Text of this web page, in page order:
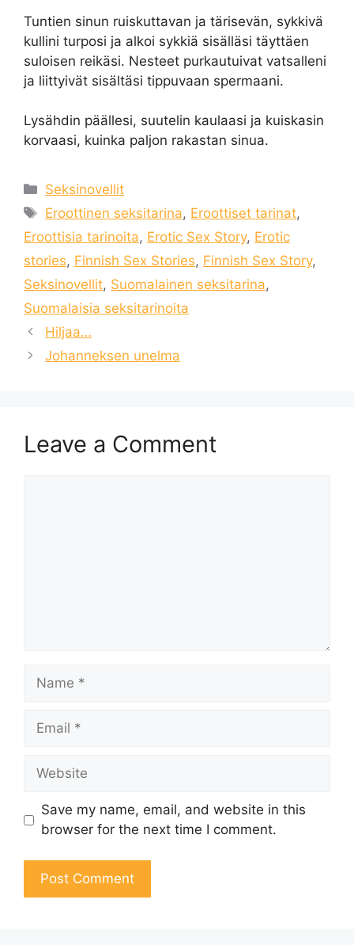
Tuntien sinun ruiskuttavan ja tärisevän, sykkivä
kullini turposi ja alkoi sykkiä sisälläsi täyttäen
suloisen reikäsi. Nesteet purkautuivat vatsalleni
ja liittyivät sisältäsi tippuvaan spermaani.
Lysähdin päällesi, suutelin kaulaasi ja kuiskasin
korvaasi, kuinka paljon rakastan sinua.
Categories
Seksinovellit
Tags
Eroottinen seksitarina, Eroottiset tarinat,
Eroottisia tarinoita, Erotic Sex Story, Erotic
stories, Finnish Sex Stories, Finnish Sex Story,
Seksinovellit, Suomalainen seksitarina,
Suomalaisia ​​seksitarinoita
Hiljaa…
Johanneksen unelma
Leave a Comment
Name
Email
Website
Save my name, email, and website in this
browser for the next time I comment.